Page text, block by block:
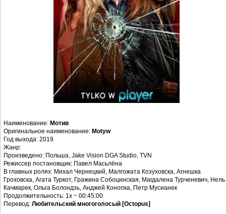
Наименование: Мотив
Оригинальное наименование: Motyw
Год выхода: 2019
Жанр:
Произведено: Польша, Jake Vision DGA Studio, TVN
Режиссер постановщик: Павел Масьлёна
В главных ролях: Михал Чернецкий, Малгожата Козуховска, Агнешка
Гроховска, Агата Туркот, Гражина Собоцинская, Магдалена Турченевич, Нель
Качмарек, Ольга Болондзь, Анджей Конопка, Петр Мусианек
Продолжительность: 1x ~ 00:45:00
Перевод: Любительский многоголосый [Octopus]